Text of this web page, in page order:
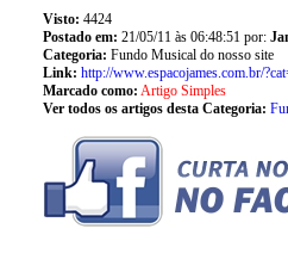
Visto: 4424
Postado em: 21/05/11 às 06:48:51 por:
Categoria: Fundo Musical do nosso site
Link: http://www.espacojames.com.br/
Marcado como: Artigo Simples
Ver todos os artigos desta Categoria: